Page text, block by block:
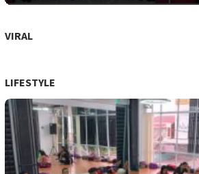
VIRAL
LIFESTYLE